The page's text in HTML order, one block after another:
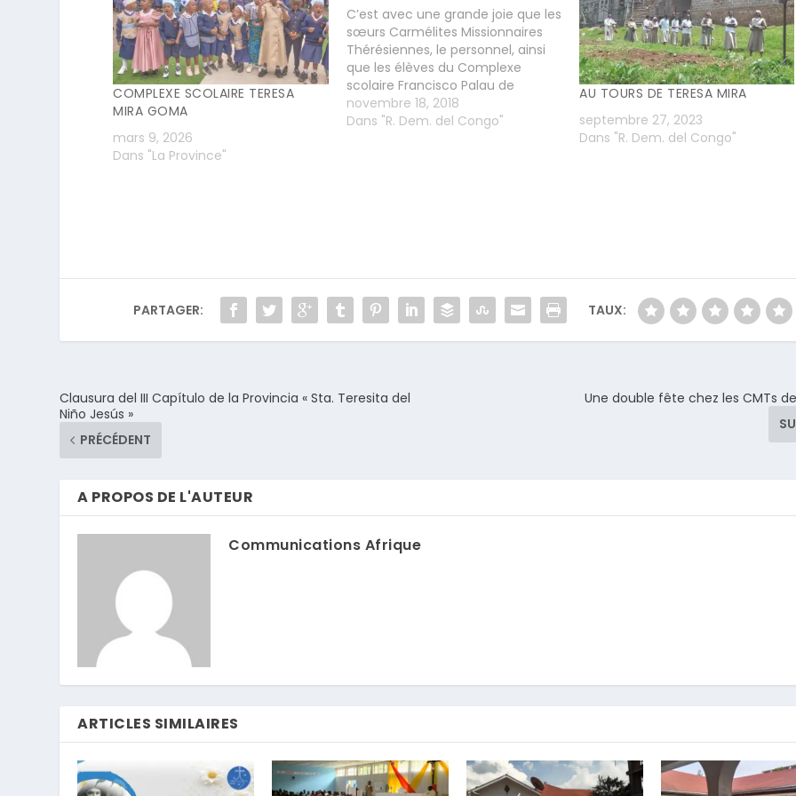
COMPLEXE SCOLAIRE TERESA
MIRA GOMA
mars 9, 2026
Dans "La Province"
C’est avec une grande joie que les
sœurs Carmélites Missionnaires
Thérésiennes, le personnel, ainsi
que les élèves du Complexe
scolaire Francisco Palau de
Kinshasa, situé à Matadi Kibala à la
commune de Mont Ngafula ont
novembre 18, 2018
Dans "R. Dem. del Congo"
AU TOURS DE TERESA MIRA
septembre 27, 2023
Dans "R. Dem. del Congo"
PARTAGER: TAUX:
Clausura del III Capítulo de la Provincia « Sta. Teresita del
Niño Jesús »
PRÉCÉDENT
Une double fête chez les CMTs
A PROPOS DE L'AUTEUR
Communications Afrique
ARTICLES SIMILAIRES